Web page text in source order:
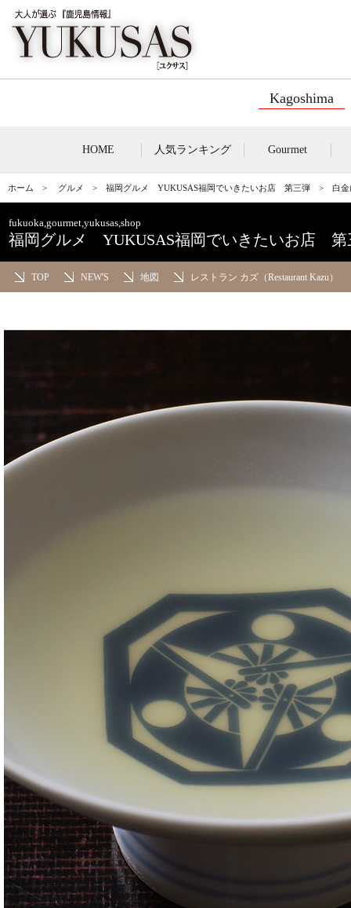
Kagoshima
HOME 人気ランキング Gourmet
ホーム > グルメ > 福岡グルメ YUKUSAS福岡でいきたいお店 第三弾 > 白金
fukuoka,gourmet,yukusas,shop
福岡グルメ YUKUSAS福岡でいきたいお店 第
TOP NEW'S 地図 レストラン カズ（Restaurant Kazu）